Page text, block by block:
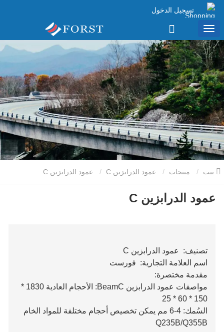
تسجيل الدخول
منتجات عمود الدرابزين C
عمود الدرابزين C
تصنيف: عمود الدرابزين C
اسم العلامة التجارية: فورست
مقدمة مختصرة:
مواصفات عمود الدرابزين BeamC: الأحجام العادية 1830 *
150 * 60 * 25
السُمك: 4-6 مم يمكن تخصيص أحجام مختلفة للمواد الخام
Q235B/Q355B